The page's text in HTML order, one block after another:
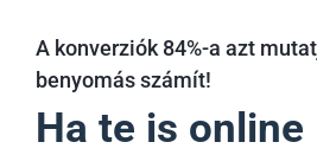
A konverziók 84%-a azt
benyomás számít!
Ha te is online